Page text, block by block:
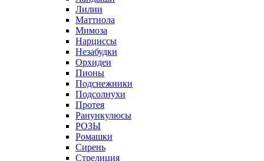
Лилии
Маттиола
Мимоза
Нарциссы
Незабудки
Орхидеи
Пионы
Подснежники
Подсолнухи
Протея
Ранункулюсы
РОЗЫ
Ромашки
Сирень
Стрелиция